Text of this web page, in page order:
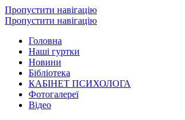
Пропустити навігацію
Пропустити навігацію
Головна
Наші гуртки
Новини
Бібліотека
КАБІНЕТ ПСИХОЛОГА
Фотогалереї
Відео